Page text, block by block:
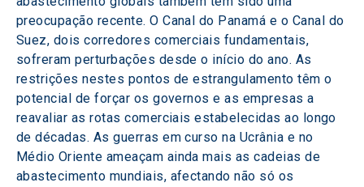
preocupação recente. O Canal do Panamá e o Canal do
Suez, dois corredores comerciais fundamentais,
sofreram perturbações desde o início do ano. As
restrições nestes pontos de estrangulamento têm o
potencial de forçar os governos e as empresas a
reavaliar as rotas comerciais estabelecidas ao longo
de décadas. As guerras em curso na Ucrânia e no
Médio Oriente ameaçam ainda mais as cadeias de
abastecimento mundiais, afectando não só os